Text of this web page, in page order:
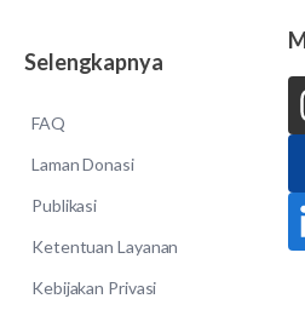
Selengkapnya
FAQ
Laman Donasi
Publikasi
Ketentuan Layanan
Kebijakan Privasi